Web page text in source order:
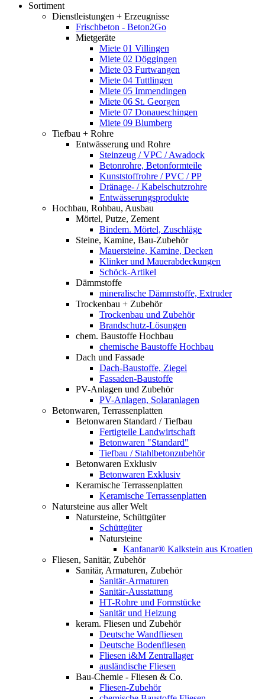
Sortiment
Dienstleistungen + Erzeugnisse
Frischbeton - Beton2Go
Mietgeräte
Miete 01 Villingen
Miete 02 Döggingen
Miete 03 Furtwangen
Miete 04 Tuttlingen
Miete 05 Immendingen
Miete 06 St. Georgen
Miete 07 Donaueschingen
Miete 09 Blumberg
Tiefbau + Rohre
Entwässerung und Rohre
Steinzeug / VPC / Awadock
Betonrohre, Betonformteile
Kunststoffrohre / PVC / PP
Dränage- / Kabelschutzrohre
Entwässerungsprodukte
Hochbau, Rohbau, Ausbau
Mörtel, Putze, Zement
Bindem. Mörtel, Zuschläge
Steine, Kamine, Bau-Zubehör
Mauersteine, Kamine, Decken
Klinker und Mauerabdeckungen
Schöck-Artikel
Dämmstoffe
mineralische Dämmstoffe, Extruder
Trockenbau + Zubehör
Trockenbau und Zubehör
Brandschutz-Lösungen
chem. Baustoffe Hochbau
chemische Baustoffe Hochbau
Dach und Fassade
Dach-Baustoffe, Ziegel
Fassaden-Baustoffe
PV-Anlagen und Zubehör
PV-Anlagen, Solaranlagen
Betonwaren, Terrassenplatten
Betonwaren Standard / Tiefbau
Fertigteile Landwirtschaft
Betonwaren "Standard"
Tiefbau / Stahlbetonzubehör
Betonwaren Exklusiv
Betonwaren Exklusiv
Keramische Terrassenplatten
Keramische Terrassenplatten
Natursteine aus aller Welt
Natursteine, Schüttgüter
Schüttgüter
Natursteine
Kanfanar® Kalkstein aus Kroatien
Fliesen, Sanitär, Zubehör
Sanitär, Armaturen, Zubehör
Sanitär-Armaturen
Sanitär-Ausstattung
HT-Rohre und Formstücke
Sanitär und Heizung
keram. Fliesen und Zubehör
Deutsche Wandfliesen
Deutsche Bodenfliesen
Fliesen i&M Zentrallager
ausländische Fliesen
Bau-Chemie - Fliesen & Co.
Fliesen-Zubehör